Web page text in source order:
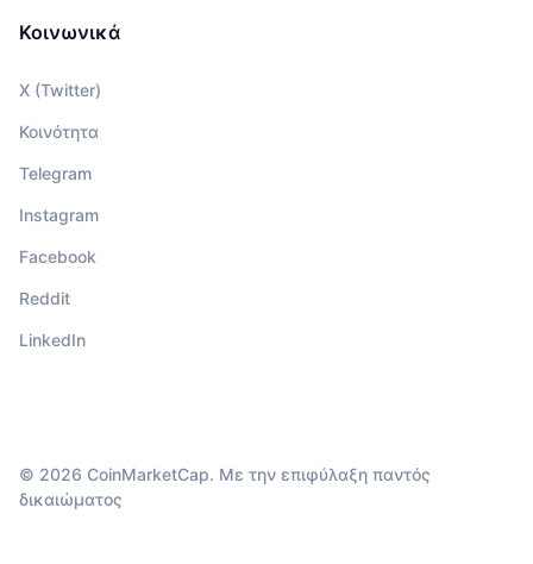
Κοινωνικά
X (Twitter)
Κοινότητα
Telegram
Instagram
Facebook
Reddit
LinkedIn
© 2026 CoinMarketCap. Με την επιφύλαξη παντός
δικαιώματος